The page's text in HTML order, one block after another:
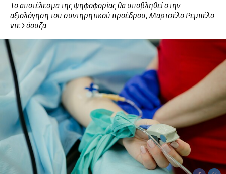
Το αποτέλεσμα της ψηφοφορίας θα υποβληθεί στην
αξιολόγηση του συντηρητικού προέδρου, Μαρτσέλο Ρεμπέλο
ντε Σόουζα